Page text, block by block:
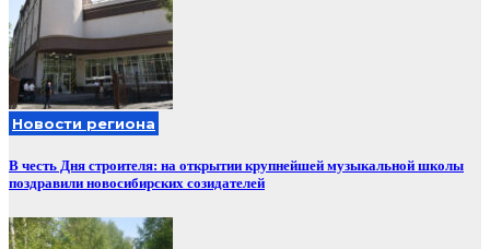
Новости региона
В честь Дня строителя: на открытии крупнейшей музыкальной школы
поздравили новосибирских созидателей